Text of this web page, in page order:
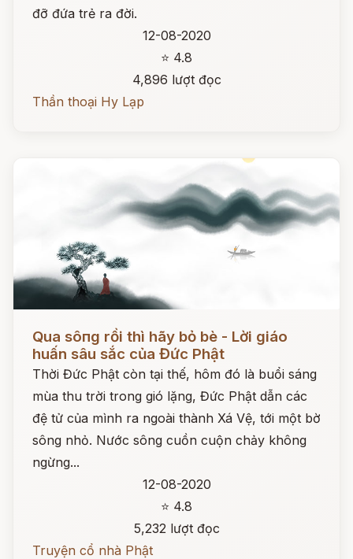
đỡ đứa trẻ ra đời.
12-08-2020
⭐ 4.8
4,896 lượt đọc
Thần thoại Hy Lạp
Qua sôпg rồi thì hãy bỏ bè - Lời giáo
huấn sâu sắc của Đức Phật
Thời Đức Phật còn tại thế, hôm đó là buổi sáng
mùa thu trời trong gió lặng, Đức Phật dẫn các
đệ tử của mình ra ngoài thành Xá Vệ, tới một bờ
sông nhỏ. Nước sông cuồn cuộn chảy không
ngừng...
12-08-2020
⭐ 4.8
5,232 lượt đọc
Truyện cổ nhà Phật